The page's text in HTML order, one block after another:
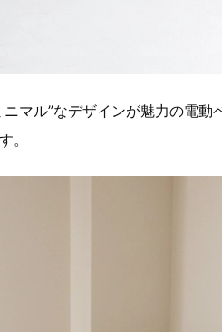
マル”なデザインが魅力の電
。